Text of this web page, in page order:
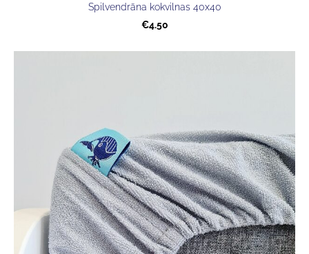
Spilvendrāna kokvilnas 40x40
€4.50